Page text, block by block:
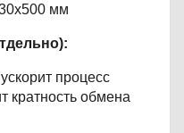
мм
процесс
кратность обмена